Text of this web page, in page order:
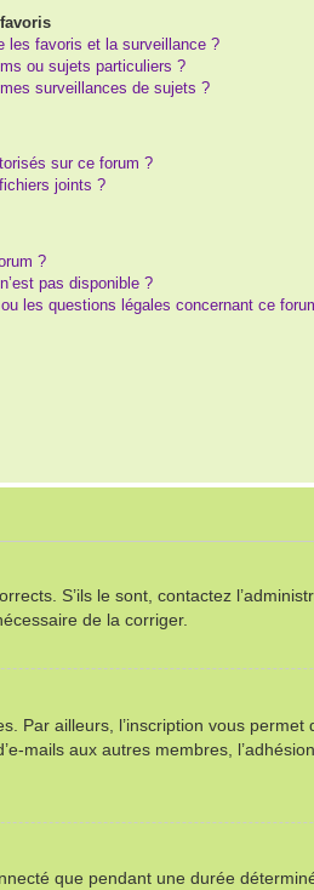
les favoris et la surveillance ?
ou sujets particuliers ?
surveillances de sujets ?
sur ce forum ?
joints ?
?
pas disponible ?
les questions légales concernant ce
S’ils le sont, contactez
de la corriger.
Par ailleurs, l’inscription vous permet
mails aux autres membres,
que pendant une durée